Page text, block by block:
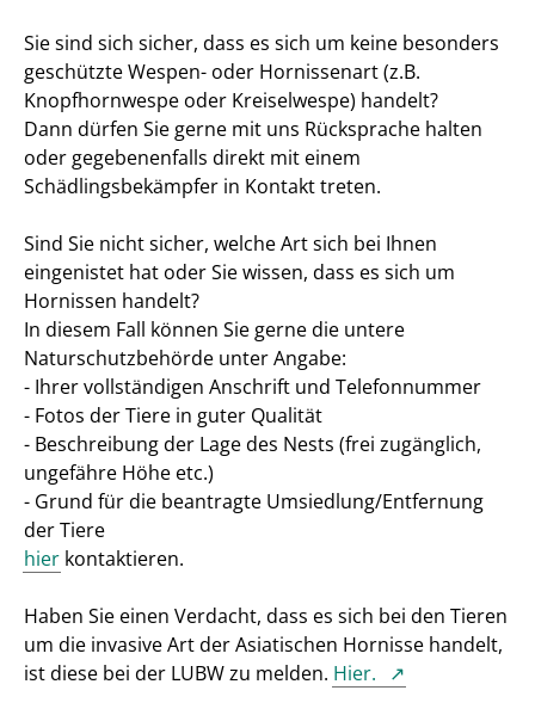
Sie sind sich sicher, dass es sich um keine besonders
geschützte Wespen- oder Hornissenart (z.B.
Knopfhornwespe oder Kreiselwespe) handelt?
Dann dürfen Sie gerne mit uns Rücksprache halten
oder gegebenenfalls direkt mit einem
Schädlingsbekämpfer in Kontakt treten.
Sind Sie nicht sicher, welche Art sich bei Ihnen
eingenistet hat oder Sie wissen, dass es sich um
Hornissen handelt?
In diesem Fall können Sie gerne die untere
Naturschutzbehörde unter Angabe:
- Ihrer vollständigen Anschrift und Telefonnummer
- Fotos der Tiere in guter Qualität
- Beschreibung der Lage des Nests (frei zugänglich,
ungefähre Höhe etc.)
- Grund für die beantragte Umsiedlung/Entfernung
der Tiere
hier kontaktieren.
Haben Sie einen Verdacht, dass es sich bei den Tieren
um die invasive Art der Asiatischen Hornisse handelt,
ist diese bei der LUBW zu melden. Hier.